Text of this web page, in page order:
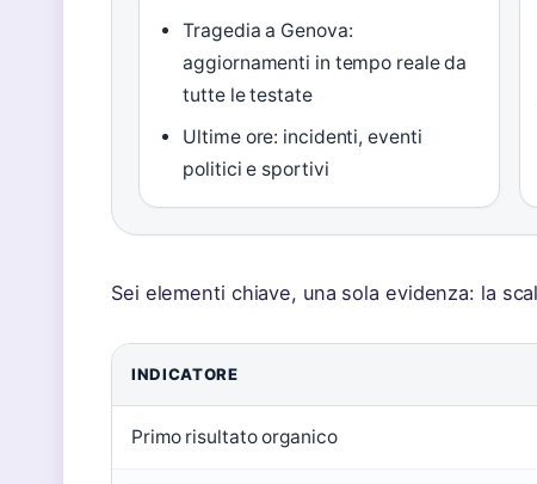
Tragedia a Genova:
aggiornamenti in tempo reale da
tutte le testate
Ultime ore: incidenti, eventi
politici e sportivi
Sei elementi chiave, una sola evidenza: la
INDICATORE
Primo risultato organico